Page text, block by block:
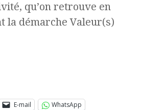
qu’on retrouve en
la démarche Valeur(s)
E-mail
WhatsApp